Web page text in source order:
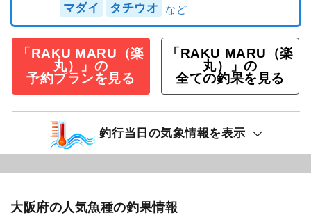
マダイ タチウオ
「RAKU MARU（楽
丸）」の
予約プランを見る
「RAKU MARU（楽
丸）」の
全ての釣果を見る
釣行当日の気象情報を表示
大阪府の人気魚種の釣果情報